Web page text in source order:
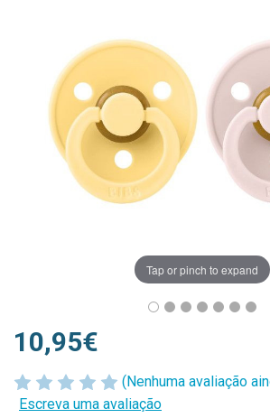
Tap or pinch to expand
(Nenhuma avaliação
Escreva uma avaliação
10,95€